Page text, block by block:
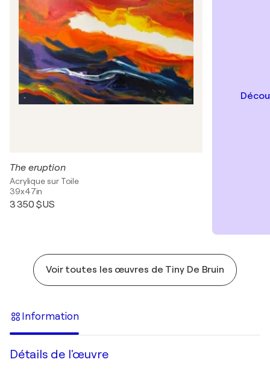
The eruption
Acrylique sur Toile
39x47in
3 350 $US
Voir toutes les œuvres de Tiny De Bruin
Information
Détails de l'œuvre